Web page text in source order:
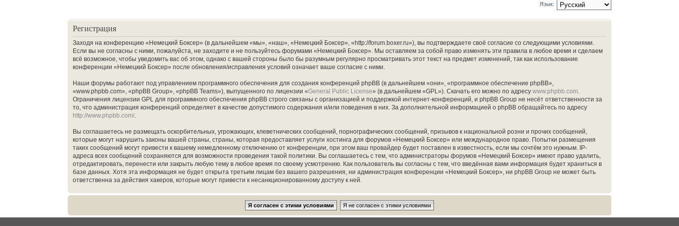
Язык:
Регистрация
Заходя на конференцию «Немецкий Боксер» (в дальнейшем «мы», «наш», «Немецкий Боксер», «http://forum.boxer.ru»), вы подтверждаете своё согласие со следующими условиями.
Если вы не согласны с ними, пожалуйста, не заходите и не пользуйтесь форумами «Немецкий Боксер». Мы оставляем за собой право изменять эти правила в любое время и сделаем
всё возможное, чтобы уведомить вас об этом, однако с вашей стороны было бы разумным регулярно просматривать этот текст на предмет изменений, так как использование
конференции «Немецкий Боксер» после обновления/исправления условий означает ваше согласие с ними.
Наши форумы работают под управлением программного обеспечения для создания конференций phpBB (в дальнейшем «они», «программное обеспечение phpBB»,
«www.phpbb.com», «phpBB Group», «phpBB Teams»), выпущенного по лицензии «General Public License» (в дальнейшем «GPL»). Скачать его можно по адресуwww.phpbb.com.
Ограничения лицензии GPL для программного обеспечения phpBB строго связаны с организацией и поддержкой интернет-конференций, и phpBB Group не несёт ответственности за
то, что администрация конференций определяет в качестве допустимого содержания и/или поведения в них. За дополнительной информацией о phpBB обращайтесь по адресу
http://www.phpbb.com/.
Вы соглашаетесь не размещать оскорбительных, угрожающих, клеветнических сообщений, порнографических сообщений, призывов к национальной розни и прочих сообщений,
которые могут нарушить законы вашей страны, страны, которая предоставляет услуги хостинга для форумов «Немецкий Боксер» или международное право. Попытки размещения
таких сообщений могут привести к вашему немедленному отключению от конференции, при этом ваш провайдер будет поставлен в известность, если мы сочтём это нужным. IP-
адреса всех сообщений сохраняются для возможности проведения такой политики. Вы соглашаетесь с тем, что администраторы форумов «Немецкий Боксер» имеют право удалить,
отредактировать, перенести или закрыть любую тему в любое время по своему усмотрению. Как пользователь вы согласны с тем, что введённая вами информация будет храниться в
базе данных. Хотя эта информация не будет открыта третьим лицам без вашего разрешения, ни администрация конференции «Немецкий Боксер», ни phpBB Group не может быть
ответственна за действия хакеров, которые могут привести к несанкционированному доступу к ней.